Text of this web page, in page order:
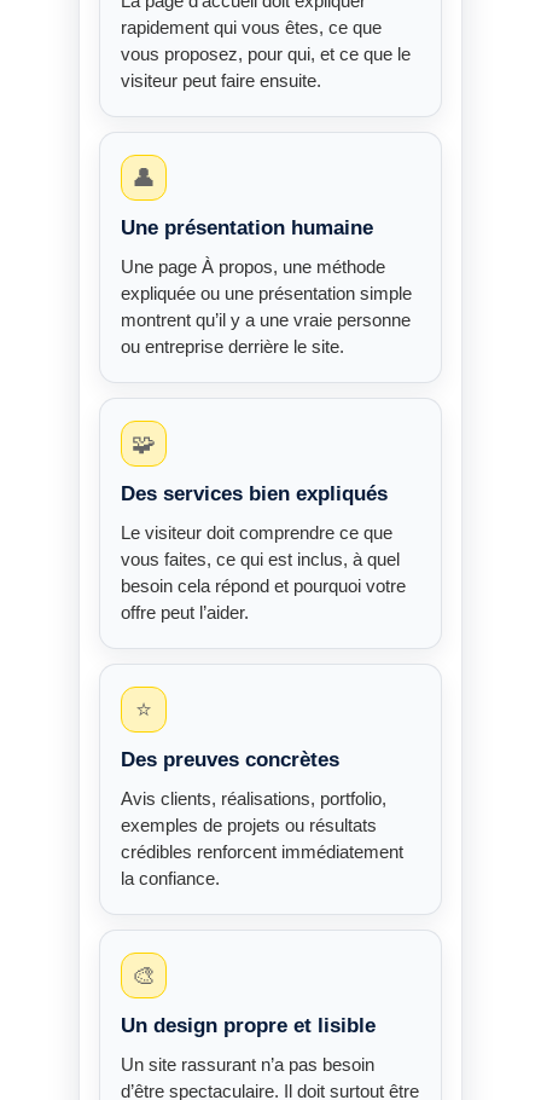
rapidement qui vous êtes, ce que
vous proposez, pour qui, et ce que le
visiteur peut faire ensuite.
👤
Une présentation humaine
Une page À propos, une méthode
expliquée ou une présentation simple
montrent qu’il y a une vraie personne
ou entreprise derrière le site.
🧩
Des services bien expliqués
Le visiteur doit comprendre ce que
vous faites, ce qui est inclus, à quel
besoin cela répond et pourquoi votre
offre peut l’aider.
⭐
Des preuves concrètes
Avis clients, réalisations, portfolio,
exemples de projets ou résultats
crédibles renforcent immédiatement
la confiance.
🎨
Un design propre et lisible
Un site rassurant n’a pas besoin
d’être spectaculaire. Il doit surtout être